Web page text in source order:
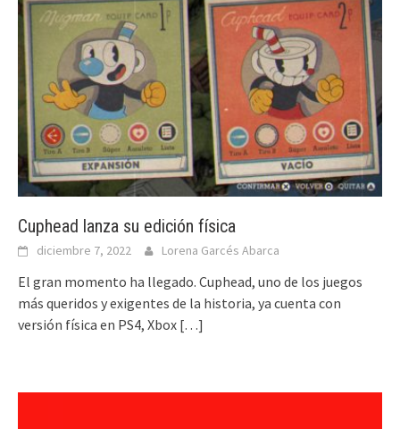
Cuphead lanza su edición física
diciembre 7, 2022 Lorena Garcés Abarca
El gran momento ha llegado. Cuphead, uno de los juegos
más queridos y exigentes de la historia, ya cuenta con
versión física en PS4, Xbox […]